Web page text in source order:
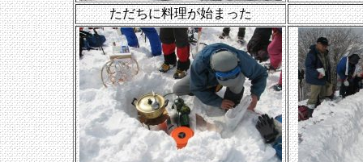
ただちに料理が始まった